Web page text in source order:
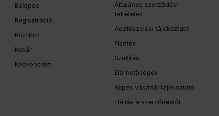
Belépés
Regisztráció
Profilom
Kosár
Kedvenceim
Általános szerződési
feltételek
Adatkezelési tájékoztató
Fizetés
Szállítás
Elérhetőségek
Képes vásárlói tájékoztató
Elállás a szerződéstől